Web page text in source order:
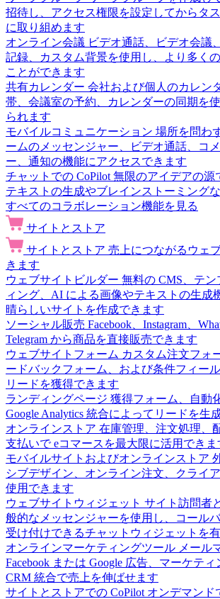
招待し、アクセス権限を設定してからタ
に取り組めます
オンライン会議 ビデオ通話、ビデオ会議
記録、カスタム背景を使用し、より多く
ことができます
共有カレンダー 会社および個人のカレン
帯、会議室の予約、カレンダーの同期を
られます
モバイルコミュニケーション 場所を問わ
ームのメッセンジャー、ビデオ通話、コ
ー、通知の機能にアクセスできます
チャットでの CoPilot 無限のアイデアの源
テキストの生成やブレインストーミング
すべてのコラボレーション機能を見る
サイトとストア
サイトとストア 売上につながるウェ
きます
ウェブサイトビルダー 無料の CMS、テ
ィング、AI による画像やテキストの生成
晴らしいサイトを作成できます
ソーシャル販売 Facebook、Instagram、
Telegram から商品を直接販売できます
ウェブサイトフォーム カスタム注文フォ
ードバックフォーム、および条件フィー
リードを獲得できます
ランディングページ 獲得フォーム、自動
Google Analytics 統合によってリードを生
オンラインストア 在庫管理、注文処理、
支払いで eコマースを最大限に活用できま
モバイルサイトおよびオンラインストア
シブデザイン、オンライン注文、クライ
使用できます
ウェブサイトウィジェット サイト訪問者
般的なメッセンジャーを使用し、コール
受け付けできるチャットウィジェットを
オンラインマーケティングツール メール
Facebook または Google 広告、マーケティ
CRM 統合で売上を伸ばせます
サイトとストアでの CoPilot オンデマンド